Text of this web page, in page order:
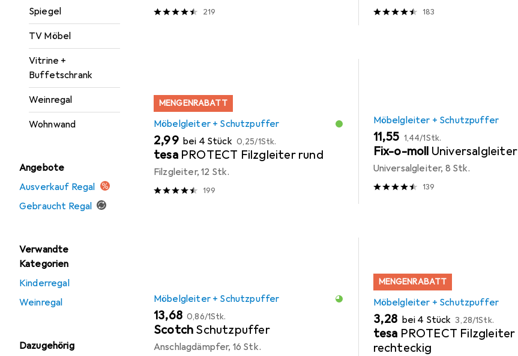
Spiegel
TV Möbel
Vitrine +
Buffetschrank
Weinregal
Wohnwand
Angebote
Ausverkauf Regal
Gebraucht Regal
Verwandte
Kategorien
Kinderregal
Weinregal
Dazugehörig
219 183
MENGENRABATT
Möbelgleiter + Schutzpuffer
EUR
2,99 bei 4 Stück EUR
0,25/1Stk.
tesa PROTECT Filzgleiter rund
Filzgleiter, 12 Stk.
199
Möbelgleiter + Schutzpuffer
EUR
11,55 EUR
1,44/1Stk.
Fix-o-moll Universalgleiter
Universalgleiter, 8 Stk.
139
Möbelgleiter + Schutzpuffer
EUR
13,68 EUR
0,86/1Stk.
Scotch Schutzpuffer
Anschlagdämpfer, 16 Stk.
MENGENRABATT
Möbelgleiter + Schutzpuffer
EUR
3,28 bei 4 Stück EUR
3,28/1Stk.
tesa PROTECT Filzgleiter
rechteckig